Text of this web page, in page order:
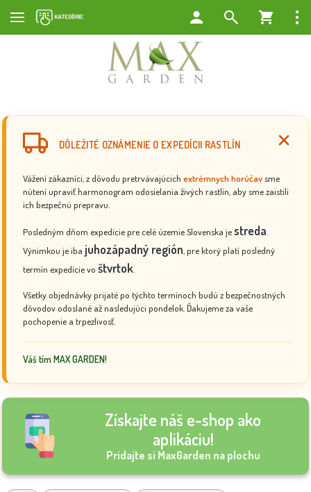
DÔLEŽITÉ OZNÁMENIE O EXPEDÍCII RASTLÍN
Vážení zákazníci, z dôvodu pretrvávajúcich extrémnych horúčav sme
nútení upraviť harmonogram odosielania živých rastlín, aby sme zaistili
ich bezpečnú prepravu.
Posledným dňom expedície pre celé územie Slovenska jestreda
Výnimkou je iba juhozápadný región , pre ktorý platí posledný
termín expedície vo štvrtok
Všetky objednávky prijaté po týchto termínoch budú z bezpečnostných
dôvodov odoslané až nasledujúci pondelok. Ďakujeme za vaše
pochopenie a trpezlivosť.
Váš tím MAX GARDEN!
Získajte náš e-shop ako
aplikáciu!
Pridajte si MaxGarden na plochu